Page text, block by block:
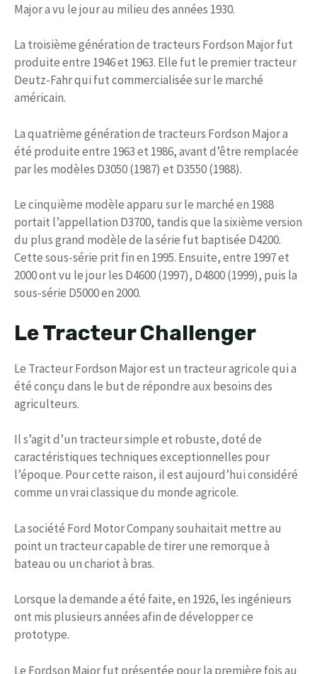
Major a vu le jour au milieu des années 1930.
La troisième génération de tracteurs Fordson Major fut
produite entre 1946 et 1963. Elle fut le premier tracteur
Deutz-Fahr qui fut commercialisée sur le marché
américain.
La quatrième génération de tracteurs Fordson Major a
été produite entre 1963 et 1986, avant d’être remplacée
par les modèles D3050 (1987) et D3550 (1988).
Le cinquième modèle apparu sur le marché en 1988
portait l’appellation D3700, tandis que la sixième version
du plus grand modèle de la série fut baptisée D4200.
Cette sous-série prit fin en 1995. Ensuite, entre 1997 et
2000 ont vu le jour les D4600 (1997), D4800 (1999), puis la
sous-série D5000 en 2000.
Le Tracteur Challenger
Le Tracteur Fordson Major est un tracteur agricole qui a
été conçu dans le but de répondre aux besoins des
agriculteurs.
Il s’agit d’un tracteur simple et robuste, doté de
caractéristiques techniques exceptionnelles pour
l’époque. Pour cette raison, il est aujourd’hui considéré
comme un vrai classique du monde agricole.
La société Ford Motor Company souhaitait mettre au
point un tracteur capable de tirer une remorque à
bateau ou un chariot à bras.
Lorsque la demande a été faite, en 1926, les ingénieurs
ont mis plusieurs années afin de développer ce
prototype.
Le Fordson Major fut présentée pour la première fois au